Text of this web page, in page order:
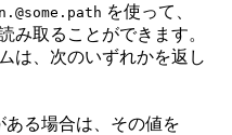
を使って、
み取ることができます。
は、次のいずれかを返し
る場合は、その値を